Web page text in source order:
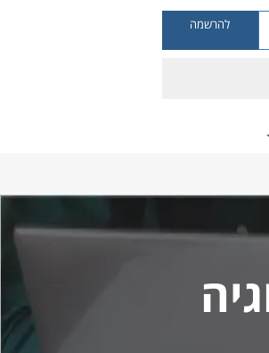
להרשמה